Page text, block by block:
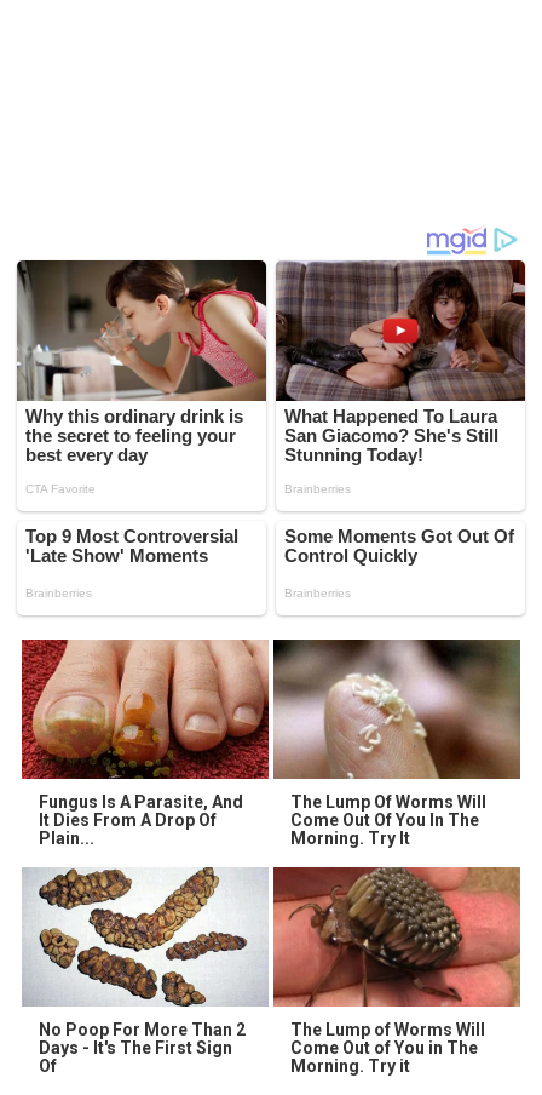
Fungus Is A Parasite, And
It Dies From A Drop Of
Plain...
The Lump Of Worms Will
Come Out Of You In The
Morning. Try It
No Poop For More Than 2
Days - It's The First Sign
Of
The Lump of Worms Will
Come Out of You in The
Morning. Try it